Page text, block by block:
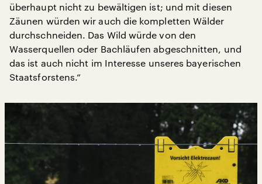
überhaupt nicht zu bewältigen ist; und mit diesen
Zäunen würden wir auch die kompletten Wälder
durchschneiden. Das Wild würde von den
Wasserquellen oder Bachläufen abgeschnitten, und
das ist auch nicht im Interesse unseres bayerischen
Staatsforstens.“